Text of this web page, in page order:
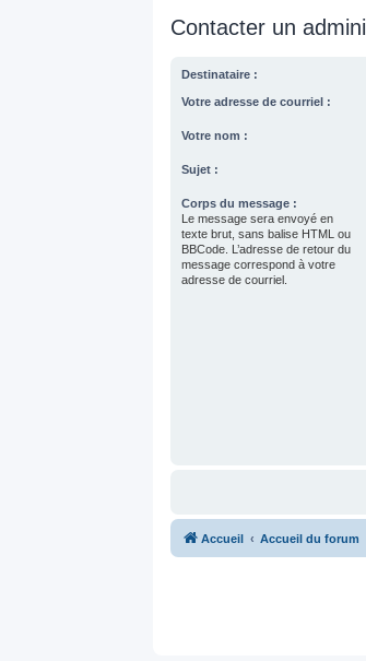
Contacter un
Destinataire :
Votre adresse de courriel :
Votre nom :
Sujet :
Corps du message :
Le message sera envoyé en
texte brut, sans balise HTML ou
BBCode. L’adresse de retour du
message correspond à votre
adresse de courriel.
Accueil Accueil du forum